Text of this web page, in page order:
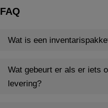
FAQ
Wat is een
Wat gebeurt er als er iets
levering?